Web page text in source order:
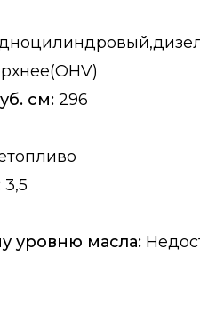
см: 296
3,5
уровню масла: